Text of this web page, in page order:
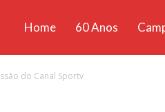
Home 60 Anos
do Canal Sportv